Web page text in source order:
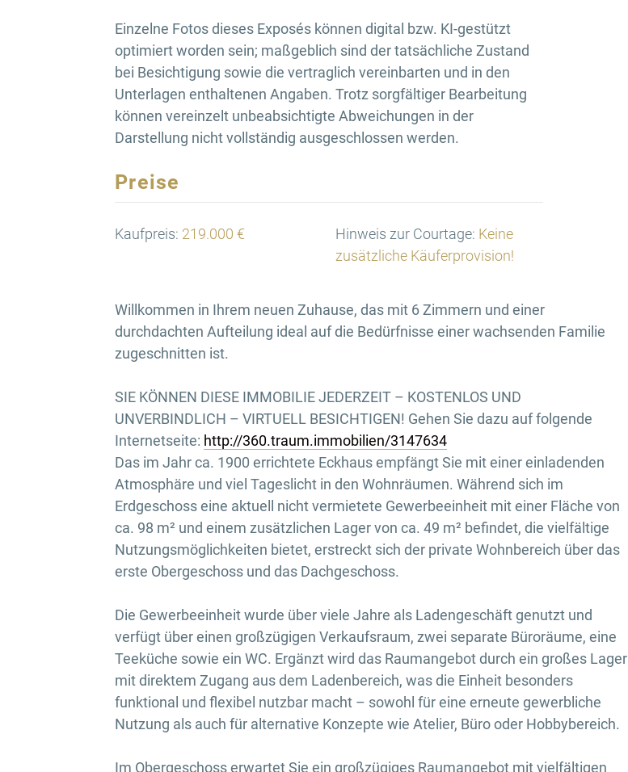
Einzelne Fotos dieses Exposés können digital bzw. KI-gestützt
optimiert worden sein; maßgeblich sind der tatsächliche Zustand
bei Besichtigung sowie die vertraglich vereinbarten und in den
Unterlagen enthaltenen Angaben. Trotz sorgfältiger Bearbeitung
können vereinzelt unbeabsichtigte Abweichungen in der
Darstellung nicht vollständig ausgeschlossen werden.
Preise
Kaufpreis: 219.000 € Hinweis zur Courtage: Keine
zusätzliche Käuferprovision!
Willkommen in Ihrem neuen Zuhause, das mit 6 Zimmern und einer
durchdachten Aufteilung ideal auf die Bedürfnisse einer wachsenden Familie
zugeschnitten ist.
SIE KÖNNEN DIESE IMMOBILIE JEDERZEIT – KOSTENLOS UND
UNVERBINDLICH – VIRTUELL BESICHTIGEN! Gehen Sie dazu auf folgende
Internetseite: http://360.traum.immobilien/3147634
Das im Jahr ca. 1900 errichtete Eckhaus empfängt Sie mit einer einladenden
Atmosphäre und viel Tageslicht in den Wohnräumen. Während sich im
Erdgeschoss eine aktuell nicht vermietete Gewerbeeinheit mit einer Fläche von
ca. 98 m² und einem zusätzlichen Lager von ca. 49 m² befindet, die vielfältige
Nutzungsmöglichkeiten bietet, erstreckt sich der private Wohnbereich über das
erste Obergeschoss und das Dachgeschoss.
Die Gewerbeeinheit wurde über viele Jahre als Ladengeschäft genutzt und
verfügt über einen großzügigen Verkaufsraum, zwei separate Büroräume, eine
Teeküche sowie ein WC. Ergänzt wird das Raumangebot durch ein großes Lager
mit direktem Zugang aus dem Ladenbereich, was die Einheit besonders
funktional und flexibel nutzbar macht – sowohl für eine erneute gewerbliche
Nutzung als auch für alternative Konzepte wie Atelier, Büro oder Hobbybereich.
Im Obergeschoss erwartet Sie ein großzügiges Raumangebot mit vielfältigen